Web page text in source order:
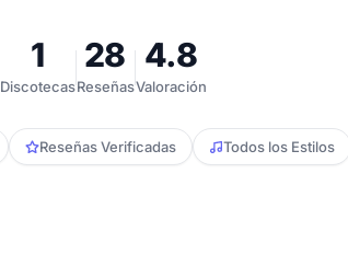
1
Discotecas
28
Reseñas
4.8
Valoración
Reseñas Verificadas Todos los Estilos